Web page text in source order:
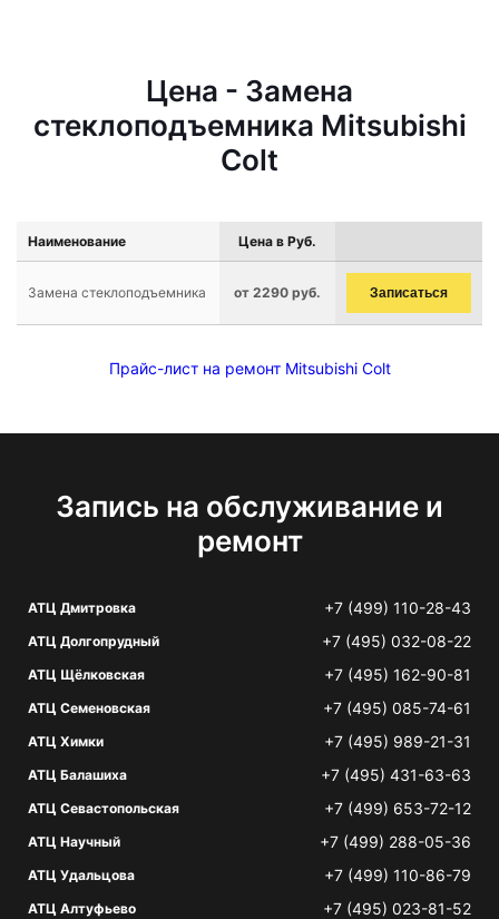
Цена - Замена
стеклоподъемника Mitsubishi
Colt
Наименование Цена в Руб.
Замена стеклоподъемника от 2290 руб. Записаться
Прайс-лист на ремонт Mitsubishi Colt
Запись на обслуживание и
ремонт
АТЦ Дмитровка +7 (499) 110-28-43
АТЦ Долгопрудный +7 (495) 032-08-22
АТЦ Щёлковская +7 (495) 162-90-81
АТЦ Семеновская +7 (495) 085-74-61
АТЦ Химки +7 (495) 989-21-31
АТЦ Балашиха +7 (495) 431-63-63
АТЦ Севастопольская +7 (499) 653-72-12
АТЦ Научный +7 (499) 288-05-36
АТЦ Удальцова +7 (499) 110-86-79
АТЦ Алтуфьево +7 (495) 023-81-52